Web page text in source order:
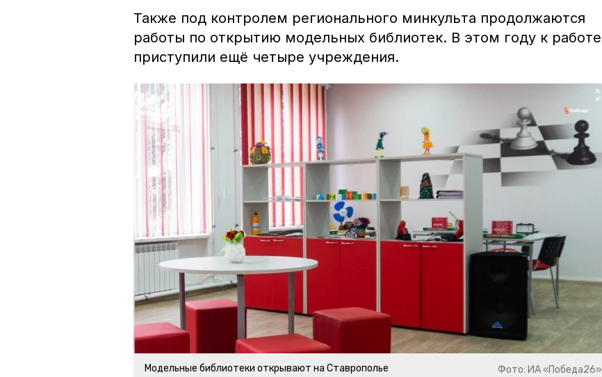
Также под контролем регионального минкульта продолжаются
работы по открытию модельных библиотек. В этом году к работе
приступили ещё четыре учреждения.
Модельные библиотеки открывают на Ставрополье Фото: ИА «Победа26»